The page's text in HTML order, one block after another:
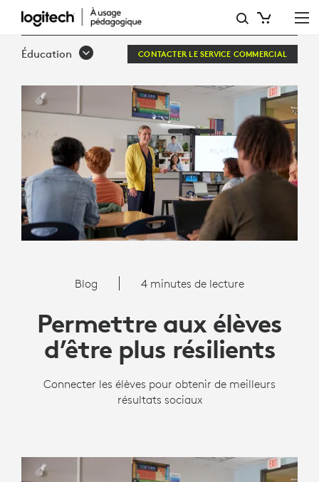
PERMETTRE
AUX
D’ÊTRE
PLUS
RÉSILIENTS
Éducation CONTACTER LE SERVICE COMMERCIAL
Blog 4 minutes de lecture
Permettre aux élèves
d’être plus résilients
Connecter les élèves pour obtenir de meilleurs
résultats sociaux